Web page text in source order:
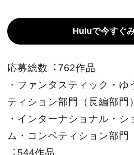
Huluで今すぐ
応募総数︓762作品
・ファンタスティック・ゆ
ティション部⾨（⻑編部⾨
・インターナショナル・シ
ム・コンペティション部⾨
︓544作品